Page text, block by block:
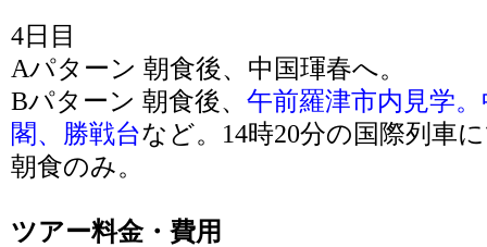
4日目
Aパターン 朝食後、中国琿春へ。
Bパターン 朝食後、 午前羅津市内見学
閣、勝戦台など。14時20分の国際列車
朝食のみ。
ツアー料金・費用